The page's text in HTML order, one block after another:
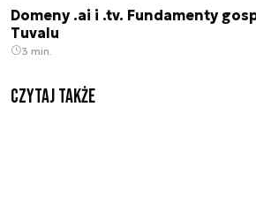
Domeny .ai i .tv. Fundamenty
Tuvalu
3 min.
Czytaj także